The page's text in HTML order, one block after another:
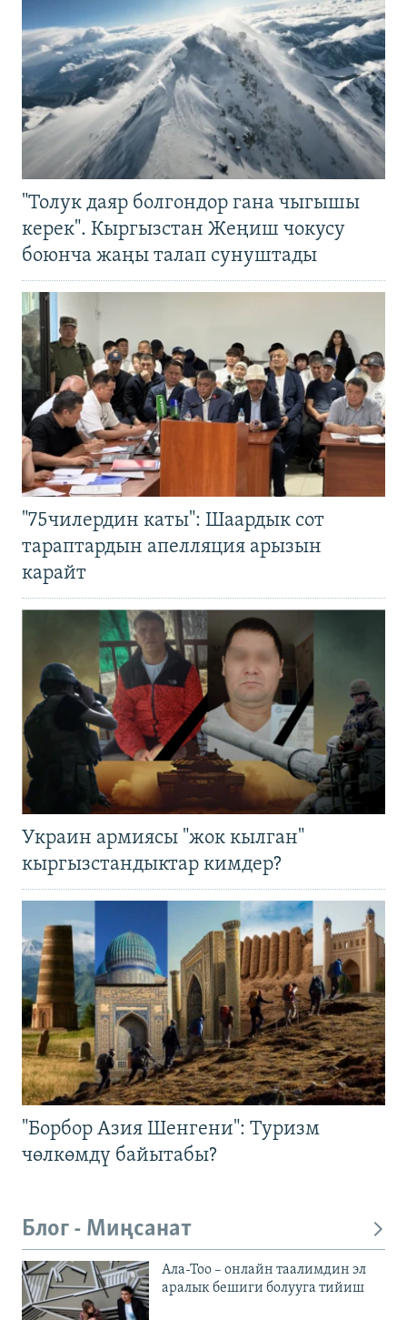
"Толук даяр болгондор гана чыгышы
керек". Кыргызстан Жеңиш чокусу
боюнча жаңы талап сунуштады
"75чилердин каты": Шаардык сот
тараптардын апелляция арызын
карайт
Украин армиясы "жок кылган"
кыргызстандыктар кимдер?
"Борбор Азия Шенгени": Туризм
чөлкөмдү байытабы?
Блог - Миңсанат
Ала-Тоо – онлайн таалимдин эл
аралык бешиги болууга тийиш